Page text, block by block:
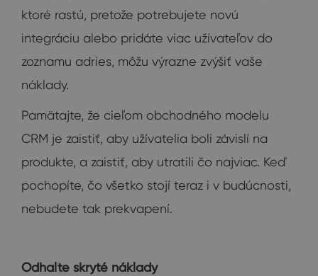
ktoré rastú, pretože potrebujete novú
integráciu alebo pridáte viac užívateľov do
zoznamu adries, môžu výrazne zvýšiť vaše
náklady.
Pamätajte, že cieľom obchodného modelu
CRM je zaistiť, aby užívatelia boli závislí na
produkte, a zaistiť, aby utratili čo najviac. Keď
pochopíte, čo všetko stojí teraz i v budúcnosti,
nebudete tak prekvapení.
Odhaľte skryté náklady